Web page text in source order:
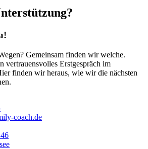
Gemeinsam finden wir welche.
vertrauensvolles Erstgespräch im
finden wir heraus, wie wir die nächsten
coach.de